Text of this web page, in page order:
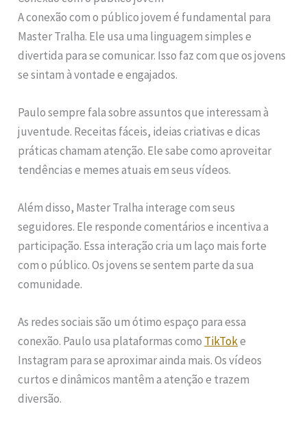
A conexão com o público jovem é fundamental para
Master Tralha. Ele usa uma linguagem simples e
divertida para se comunicar. Isso faz com que os jovens
se sintam à vontade e engajados.
Paulo sempre fala sobre assuntos que interessam à
juventude. Receitas fáceis, ideias criativas e dicas
práticas chamam atenção. Ele sabe como aproveitar
tendências e memes atuais em seus vídeos.
Além disso, Master Tralha interage com seus
seguidores. Ele responde comentários e incentiva a
participação. Essa interação cria um laço mais forte
com o público. Os jovens se sentem parte da sua
comunidade.
As redes sociais são um ótimo espaço para essa
conexão. Paulo usa plataformas como TikToke
Instagram para se aproximar ainda mais. Os vídeos
curtos e dinâmicos mantêm a atenção e trazem
diversão.